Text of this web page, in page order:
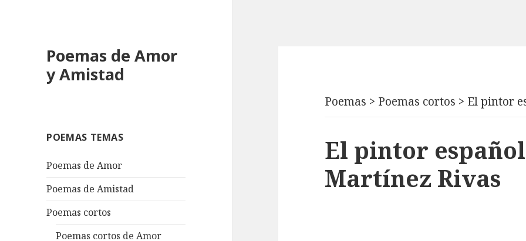
Poemas de Amor
y Amistad
POEMAS TEMAS
Poemas de Amor
Poemas de Amistad
Poemas cortos
Poemas cortos de Amor
Poemas > Poemas cortos > El pintor
El pintor
Martínez Rivas